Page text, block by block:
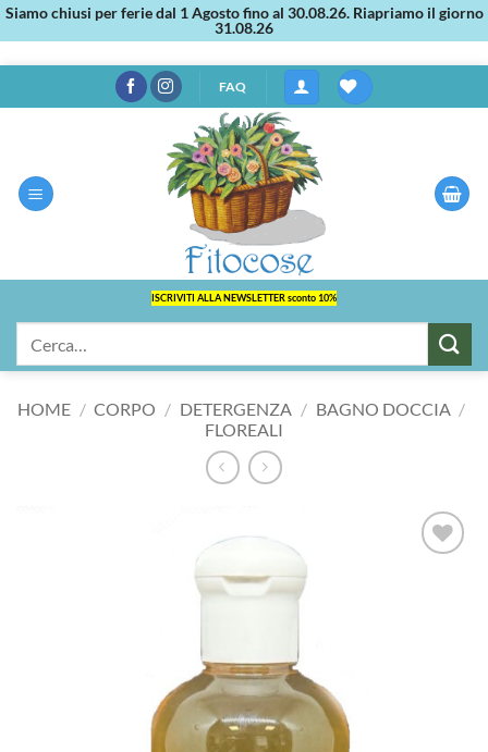
Siamo chiusi per ferie dal 1 Agosto fino al 30.08.26. Riapriamo il giorno
31.08.26
ai
FAQ
ISCRIVITI ALLA NEWSLETTER sconto 10%
HOME / CORPO / DETERGENZA / BAGNO DOCCIA /
FLOREALI